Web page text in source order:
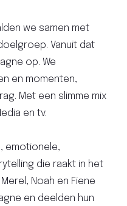
we samen met
Vanuit dat
op. We
en momenten,
Met een slimme mix
en tv.
emotionele,
die raakt in het
Noah en Fiene
en deelden hun